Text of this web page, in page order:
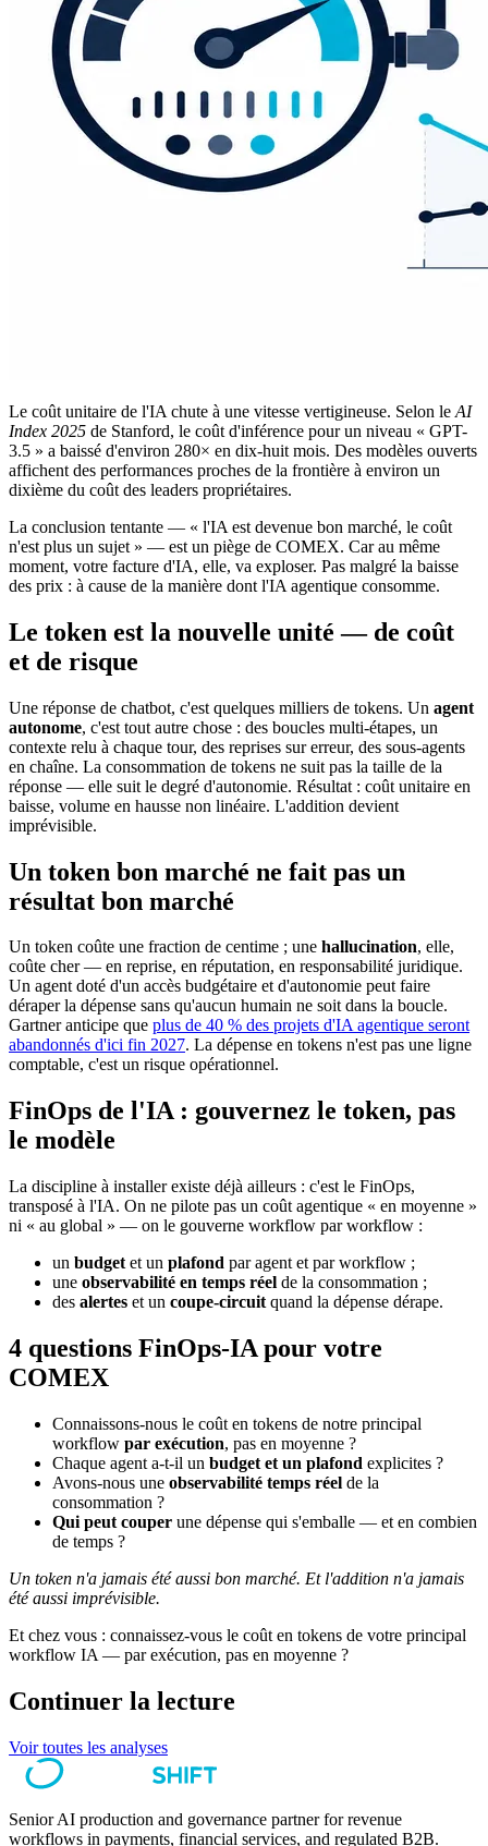
Le coût unitaire de l'IA chute à une vitesse vertigineuse. Selon le AI
Index 2025 de Stanford, le coût d'inférence pour un niveau « GPT-
3.5 » a baissé d'environ 280× en dix-huit mois. Des modèles ouverts
affichent des performances proches de la frontière à environ un
dixième du coût des leaders propriétaires.
La conclusion tentante — « l'IA est devenue bon marché, le coût
n'est plus un sujet » — est un piège de COMEX. Car au même
moment, votre facture d'IA, elle, va exploser. Pas malgré la baisse
des prix : à cause de la manière dont l'IA agentique consomme.
Le token est la nouvelle unité — de coût
et de risque
Une réponse de chatbot, c'est quelques milliers de tokens. Un agent
autonome, c'est tout autre chose : des boucles multi-étapes, un
contexte relu à chaque tour, des reprises sur erreur, des sous-agents
en chaîne. La consommation de tokens ne suit pas la taille de la
réponse — elle suit le degré d'autonomie. Résultat : coût unitaire en
baisse, volume en hausse non linéaire. L'addition devient
imprévisible.
Un token bon marché ne fait pas un
résultat bon marché
Un token coûte une fraction de centime ; une hallucination, elle,
coûte cher — en reprise, en réputation, en responsabilité juridique.
Un agent doté d'un accès budgétaire et d'autonomie peut faire
déraper la dépense sans qu'aucun humain ne soit dans la boucle.
Gartner anticipe que plus de 40 % des projets d'IA agentique seront
abandonnés d'ici fin 2027. La dépense en tokens n'est pas une ligne
comptable, c'est un risque opérationnel.
FinOps de l'IA : gouvernez le token, pas
le modèle
La discipline à installer existe déjà ailleurs : c'est le FinOps,
transposé à l'IA. On ne pilote pas un coût agentique « en moyenne »
ni « au global » — on le gouverne workflow par workflow :
un budget et un plafond par agent et par workflow ;
une observabilité en temps réel de la consommation ;
des alertes et un coupe-circuit quand la dépense dérape.
4 questions FinOps-IA pour votre
COMEX
Connaissons-nous le coût en tokens de notre principal
workflow par exécution, pas en moyenne ?
Chaque agent a-t-il un budget et un plafond explicites ?
Avons-nous une observabilité temps réel de la
consommation ?
Qui peut couper une dépense qui s'emballe — et en combien
de temps ?
Un token n'a jamais été aussi bon marché. Et l'addition n'a jamais
été aussi imprévisible.
Et chez vous : connaissez-vous le coût en tokens de votre principal
workflow IA — par exécution, pas en moyenne ?
Continuer la lecture
Voir toutes les analyses
Senior AI production and governance partner for revenue
workflows in payments, financial services, and regulated B2B.